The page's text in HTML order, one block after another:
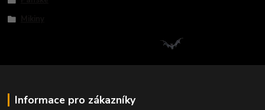
Informace pro zákazníky